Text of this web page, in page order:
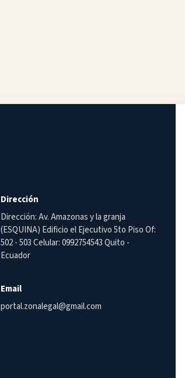
Dirección
Dirección: Av. Amazonas y la granja
(ESQUINA) Edificio el Ejecutivo 5to Piso Of:
502 - 503 Celular: 0992754543 Quito -
Ecuador
Email
portal.zonalegal@gmail.com